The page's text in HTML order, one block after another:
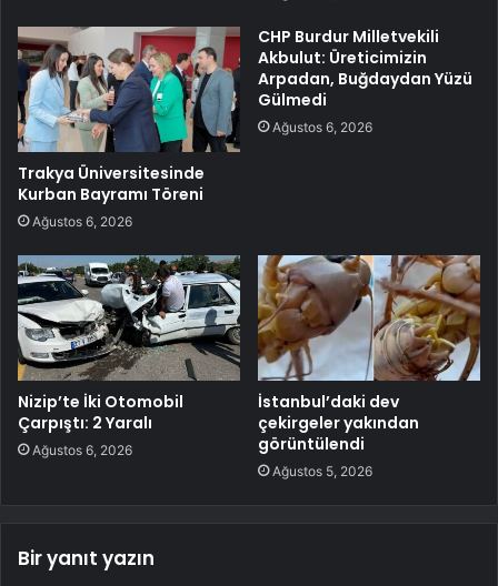
Trakya Üniversitesinde
Kurban Bayramı Töreni
Ağustos 6, 2026
CHP Burdur Milletvekili
Akbulut: Üreticimizin
Arpadan, Buğdaydan Yüzü
Gülmedi
Ağustos 6, 2026
Nizip’te İki Otomobil
Çarpıştı: 2 Yaralı
Ağustos 6, 2026
İstanbul’daki dev
çekirgeler yakından
görüntülendi
Ağustos 5, 2026
Bir yanıt yazın